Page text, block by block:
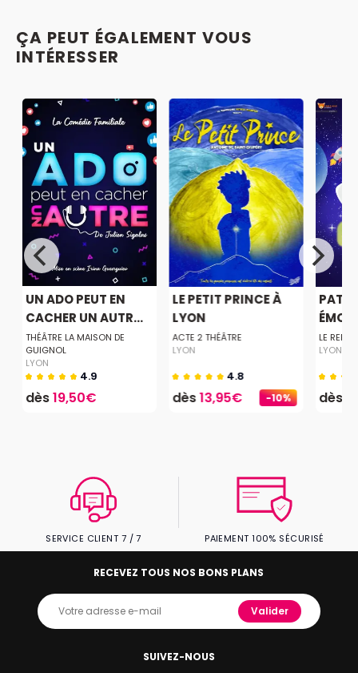
ÇA PEUT ÉGALEMENT VOUS
INTÉRESSER
UN ADO PEUT EN
CACHER UN AUTR...
THÉÂTRE LA MAISON DE
GUIGNOL
LYON
4.9
dès19,50€ -10%
LE PETIT PRINCE À
LYON
ACTE 2 THÉÂTRE
LYON
4.8
dès13,95€
LE
LYON
dès
SERVICE CLIENT 7 / 7 PAIEMENT 100% SÉCURISÉ
SUIVEZ-NOUS
RECEVEZ TOUS NOS BONS PLANS
Valider